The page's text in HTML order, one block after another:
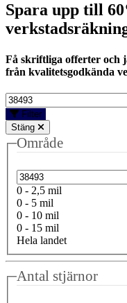
Spara upp till
Få skriftliga offerter och
från kvalitetsgodkända
Filter
Stäng
Område
0 - 2,5 mil
0 - 5 mil
0 - 10 mil
0 - 15 mil
Hela landet
Antal stjärnor